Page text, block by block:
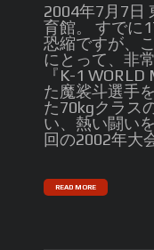
2004年7月7日
育館。 すでに
恐縮ですが、
にとって、非
『K-1
た魔裟斗選手
た70kgクラス
い、熱い闘い
回の2002年大
READ MORE